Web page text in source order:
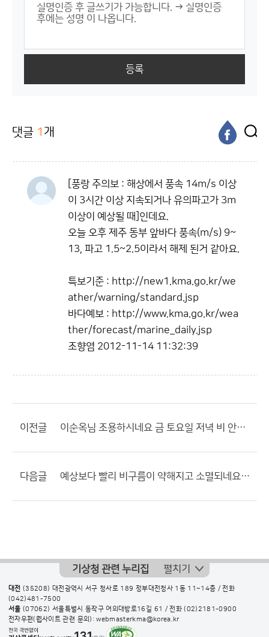
등록
댓글 1 개
[풍랑 주의보 : 해상에서 풍속 14m/s 이상
이 3시간 이상 지속되거나 유의파고가 3m
이상이 예상될 때]인데요.
오늘 오후 제주 동부 앞바다 풍속(m/s) 9~
13, 파고 1.5~2.5이라서 해제 된거 같아요.
특보기준 : http://new1.kma.go.kr/we
ather/warning/standard.jsp
바다예보 : http://www.kma.go.kr/wea
ther/forecast/marine_daily.jsp
조향염 2012-11-14 11:32:39
이전글 이순옥님 조용하시네요 금 토요일 저녁 비 안옴 이번엔 안올리시네...
다음글 예상보다 빨리 비구름이 약해지고 소멸되네요.. 낮까지 에보 되었는데??
기상청 관련 누리집 펼치기
대전 (35208) 대전광역시 서구 청사로 189 정부대전청사 1동 11~14층 / 전화
(042)481-7500
서울 (07062) 서울특별시 동작구 여의대방로16길 61 / 전화(02)2181-0900
전자우편(웹사이트 관련 문의): webmasterkma@korea.kr